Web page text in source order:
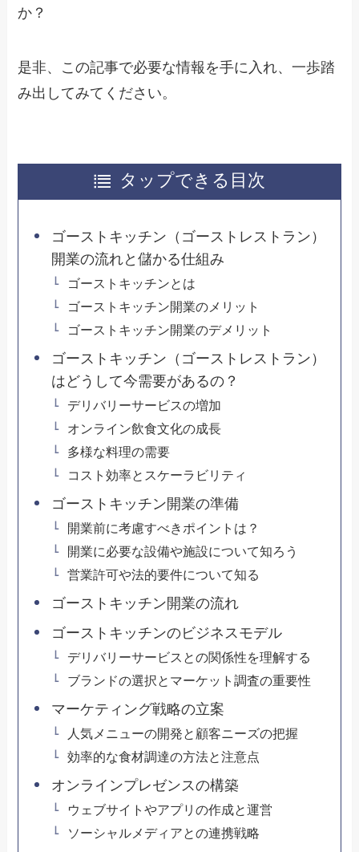
か？
是非、この記事で必要な情報を手に入れ、一歩踏
み出してみてください。
タップできる目次
ゴーストキッチン（ゴーストレストラン）
開業の流れと儲かる仕組み
ゴーストキッチンとは
ゴーストキッチン開業のメリット
ゴーストキッチン開業のデメリット
ゴーストキッチン（ゴーストレストラン）
はどうして今需要があるの？
デリバリーサービスの増加
オンライン飲食文化の成長
多様な料理の需要
コスト効率とスケーラビリティ
ゴーストキッチン開業の準備
開業前に考慮すべきポイントは？
開業に必要な設備や施設について知ろう
営業許可や法的要件について知る
ゴーストキッチン開業の流れ
ゴーストキッチンのビジネスモデル
デリバリーサービスとの関係性を理解する
ブランドの選択とマーケット調査の重要性
マーケティング戦略の立案
人気メニューの開発と顧客ニーズの把握
効率的な食材調達の方法と注意点
オンラインプレゼンスの構築
ウェブサイトやアプリの作成と運営
ソーシャルメディアとの連携戦略